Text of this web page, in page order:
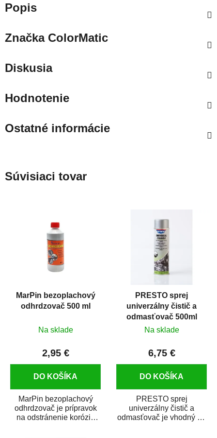
Popis
ZnačkaColorMatic
Diskusia
Hodnotenie
Ostatné informácie
Súvisiaci tovar
MarPin bezoplachový
odhrdzovač 500 ml
Na sklade
2,95 €
DO KOŠÍKA
MarPin bezoplachový
odhrdzovač je prípravok
na odstránenie korózie
PRESTO sprej
univerzálny čistič a
odmasťovač 500ml
Na sklade
6,75 €
DO KOŠÍKA
PRESTO sprej
univerzálny čistič a
odmasťovač je vhodný na